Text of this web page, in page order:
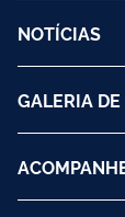
NOTÍCIAS
GALERIA